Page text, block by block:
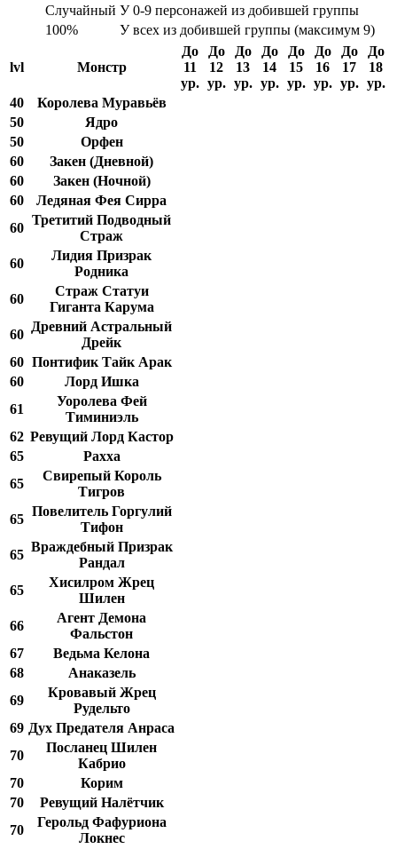
Случайный У 0-9 персонажей из добившей группы
100%
У всех из добившей группы (максимум 9)
lvl Монстр
До
11
ур.
До
12
ур.
До
13
ур.
До
14
ур.
До
15
ур.
До
16
ур.
До
17
ур.
До
18
ур.
40
Королева Муравьёв
50
Ядро
50
Орфен
60
Закен (Дневной)
60
Закен (Ночной)
60
Ледяная Фея Сирра
60
Третитий Подводный
Страж
60
Лидия Призрак
Родника
60
Страж Статуи
Гиганта Карума
60
Древний Астральный
Дрейк
60 Понтифик Тайк Арак
60
Лорд Ишка
61
Уоролева Фей
Тиминиэль
62 Ревущий Лорд Кастор
65
Рахха
65
Свирепый Король
Тигров
65
Повелитель Горгулий
Тифон
65
Враждебный Призрак
Рандал
65
Хисилром Жрец
Шилен
66
Агент Демона
Фальстон
67
Ведьма Келона
68
Анаказель
69
Кровавый Жрец
Рудельто
69 Дух Предателя Анраса
70
Посланец Шилен
Кабрио
70
Корим
70
Ревущий Налётчик
70
Герольд Фафуриона
Локнес